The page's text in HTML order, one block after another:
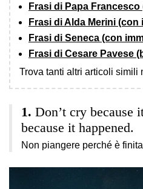
Frasi di Papa
Frasi di Alda Merini (con
Frasi di Seneca (con
Frasi di Cesare Pavese
Trova tanti altri articoli simili
Don’t cry because
because it happened.
Non piangere perché è